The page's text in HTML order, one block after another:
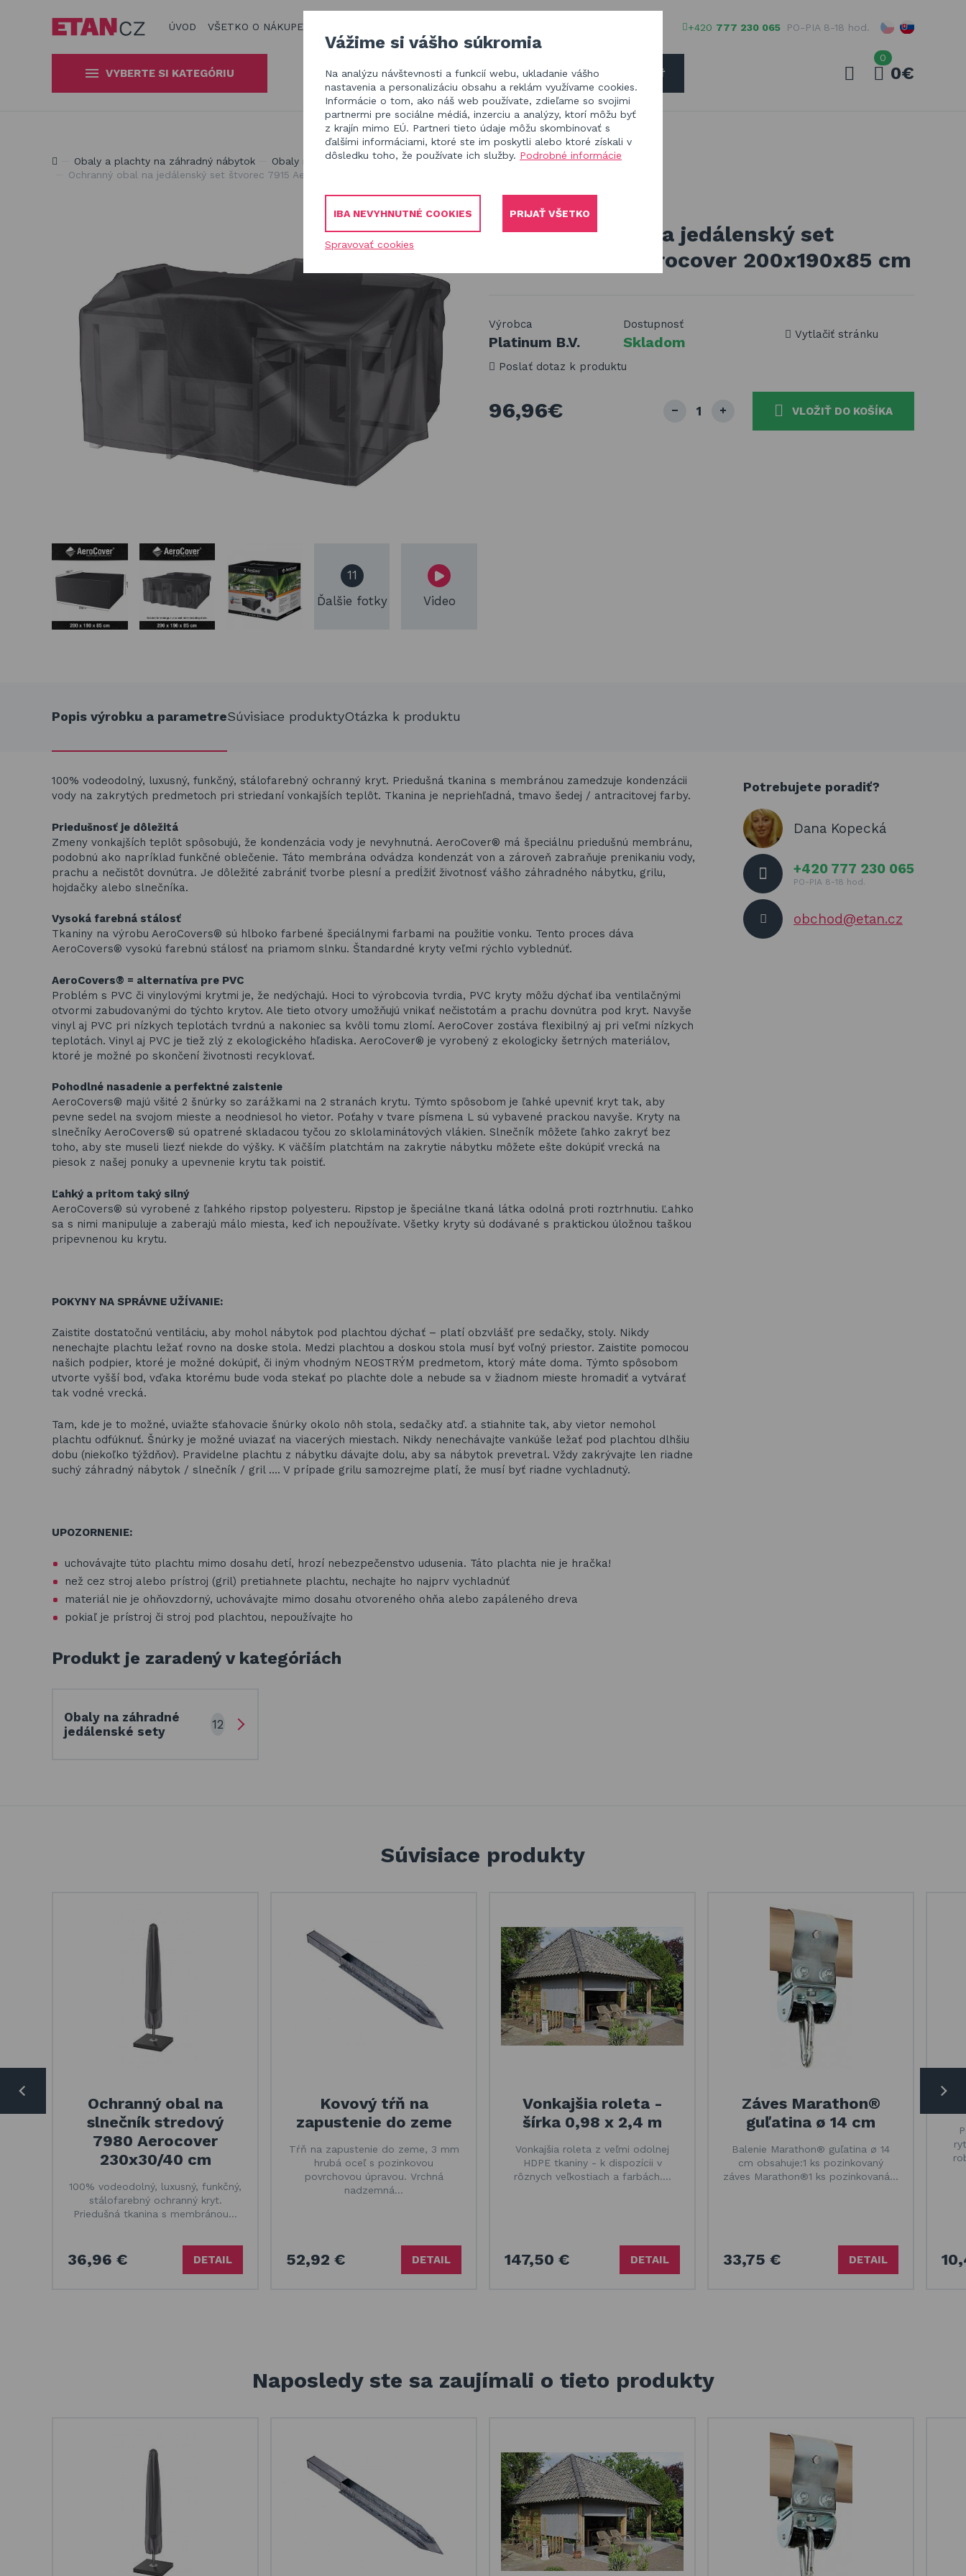
ÚVOD VŠETKO O NÁKUPE +420 777 230 065 PO-PIA 8-18 hod.
VYBERTE SI KATEGÓRIU
nábytok
HĽADAŤ
PŘIHLÁSIT
0
0€
Produkty na zatienenie vašej záhrady, terasy či balkóna
Obaly a plachty na záhradný nábytok
Obaly na záhradné jedálenské sety
Ochranný obal na jedálenský set štvorec 7915 Aerocover 200x190x85 cm
11
Ďalšie fotky
Video
Ochranný obal na jedálenský set
štvorec 7915 Aerocover 200x190x85 cm
Výrobca
Platinum B.V.
Dostupnosť
Skladom Vytlačiť stránku
Poslať dotaz k produktu
96,96€ VLOŽIŤ DO KOŠÍKA
Popis výrobku a parametreSúvisiace produktyOtázka k produktu
100% vodeodolný, luxusný, funkčný, stálofarebný ochranný kryt. Priedušná tkanina s membránou zamedzuje kondenzácii
vody na zakrytých predmetoch pri striedaní vonkajších teplôt. Tkanina je nepriehľadná, tmavo šedej / antracitovej farby.
Priedušnosť je dôležitá
Zmeny vonkajších teplôt spôsobujú, že kondenzácia vody je nevyhnutná. AeroCover® má špeciálnu priedušnú membránu,
podobnú ako napríklad funkčné oblečenie. Táto membrána odvádza kondenzát von a zároveň zabraňuje prenikaniu vody,
prachu a nečistôt dovnútra. Je dôležité zabrániť tvorbe plesní a predĺžiť životnosť vášho záhradného nábytku, grilu,
hojdačky alebo slnečníka.
Vysoká farebná stálosť
Tkaniny na výrobu AeroCovers® sú hlboko farbené špeciálnymi farbami na použitie vonku. Tento proces dáva
AeroCovers® vysokú farebnú stálosť na priamom slnku. Štandardné kryty veľmi rýchlo vyblednúť.
AeroCovers® = alternatíva pre PVC
Problém s PVC či vinylovými krytmi je, že nedýchajú. Hoci to výrobcovia tvrdia, PVC kryty môžu dýchať iba ventilačnými
otvormi zabudovanými do týchto krytov. Ale tieto otvory umožňujú vnikať nečistotám a prachu dovnútra pod kryt. Navyše
vinyl aj PVC pri nízkych teplotách tvrdnú a nakoniec sa kvôli tomu zlomí. AeroCover zostáva flexibilný aj pri veľmi nízkych
teplotách. Vinyl aj PVC je tiež zlý z ekologického hľadiska. AeroCover® je vyrobený z ekologicky šetrných materiálov,
ktoré je možné po skončení životnosti recyklovať.
Pohodlné nasadenie a perfektné zaistenie
AeroCovers® majú všité 2 šnúrky so zarážkami na 2 stranách krytu. Týmto spôsobom je ľahké upevniť kryt tak, aby
pevne sedel na svojom mieste a neodniesol ho vietor. Poťahy v tvare písmena L sú vybavené prackou navyše. Kryty na
slnečníky AeroCovers® sú opatrené skladacou tyčou zo sklolaminátových vlákien. Slnečník môžete ľahko zakryť bez
toho, aby ste museli liezť niekde do výšky. K väčším platchtám na zakrytie nábytku môžete ešte dokúpiť vrecká na
piesok z našej ponuky a upevnenie krytu tak poistiť.
Ľahký a pritom taký silný
AeroCovers® sú vyrobené z ľahkého ripstop polyesteru. Ripstop je špeciálne tkaná látka odolná proti roztrhnutiu. Ľahko
sa s nimi manipuluje a zaberajú málo miesta, keď ich nepoužívate. Všetky kryty sú dodávané s praktickou úložnou taškou
pripevnenou ku krytu.
POKYNY NA SPRÁVNE UŽÍVANIE:
Zaistite dostatočnú ventiláciu, aby mohol nábytok pod plachtou dýchať – platí obzvlášť pre sedačky, stoly. Nikdy
nenechajte plachtu ležať rovno na doske stola. Medzi plachtou a doskou stola musí byť voľný priestor. Zaistite pomocou
našich podpier, ktoré je možné dokúpiť, či iným vhodným NEOSTRÝM predmetom, ktorý máte doma. Týmto spôsobom
utvorte vyšší bod, vďaka ktorému bude voda stekať po plachte dole a nebude sa v žiadnom mieste hromadiť a vytvárať
tak vodné vrecká.
Tam, kde je to možné, uviažte sťahovacie šnúrky okolo nôh stola, sedačky atď. a stiahnite tak, aby vietor nemohol
plachtu odfúknuť. Šnúrky je možné uviazať na viacerých miestach. Nikdy nenechávajte vankúše ležať pod plachtou dlhšiu
dobu (niekoľko týždňov). Pravidelne plachtu z nábytku dávajte dolu, aby sa nábytok prevetral. Vždy zakrývajte len riadne
suchý záhradný nábytok / slnečník / gril …. V prípade grilu samozrejme platí, že musí byť riadne vychladnutý.
UPOZORNENIE:
uchovávajte túto plachtu mimo dosahu detí, hrozí nebezpečenstvo udusenia. Táto plachta nie je hračka!
než cez stroj alebo prístroj (gril) pretiahnete plachtu, nechajte ho najprv vychladnúť
materiál nie je ohňovzdorný, uchovávajte mimo dosahu otvoreného ohňa alebo zapáleného dreva
pokiaľ je prístroj či stroj pod plachtou, nepoužívajte ho
Produkt je zaradený v kategóriách
Obaly na záhradné
jedálenské sety
12
Potrebujete poradiť?
Dana Kopecká
+420 777 230 065
PO-PIA 8-18 hod.
obchod@etan.cz
Súvisiace produkty
Ochranný obal na
slnečník stredový
7980 Aerocover
230x30/40 cm
100% vodeodolný, luxusný, funkčný,
stálofarebný ochranný kryt.
Priedušná tkanina s membránou…
36,96 € DETAIL
Kovový tŕň na
zapustenie do zeme
Tŕň na zapustenie do zeme, 3 mm
hrubá oceľ s pozinkovou
povrchovou úpravou. Vrchná
nadzemná…
52,92 € DETAIL
Vonkajšia roleta -
šírka 0,98 x 2,4 m
Vonkajšia roleta z veľmi odolnej
HDPE tkaniny - k dispozícii v
rôznych veľkostiach a farbách.…
147,50 € DETAIL
Záves Marathon®
guľatina ø 14 cm
Balenie Marathon® guľatina ø 14
cm obsahuje:1 ks pozinkovaný
záves Marathon®1 ks pozinkovaná…
33,75 € DETAIL
Naposledy ste sa zaujímali o tieto produkty
Vážime si vášho súkromia
Na analýzu návštevnosti a funkcií webu, ukladanie vášho
nastavenia a personalizáciu obsahu a reklám využívame cookies.
Informácie o tom, ako náš web používate, zdieľame so svojimi
partnermi pre sociálne médiá, inzerciu a analýzy, ktorí môžu byť
z krajín mimo EÚ. Partneri tieto údaje môžu skombinovať s
ďalšími informáciami, ktoré ste im poskytli alebo ktoré získali v
dôsledku toho, že používate ich služby. Podrobné informácie
IBA NEVYHNUTNÉ COOKIES PRIJAŤ VŠETKO
Spravovať cookies